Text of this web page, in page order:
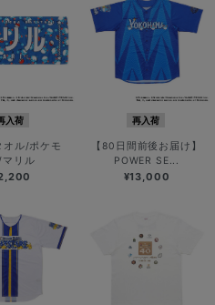
入荷
オル/ポケモ
マリル
再入荷
【80日間前後お届け】
POWER SE...
¥13,000